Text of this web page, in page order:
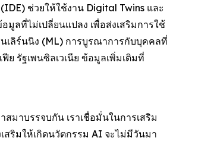
ช่วยให้ใช้งาน Digital Twins และ
ลที่ไม่เปลี่ยนแปลง เพื่อส่งเสริมการใช้
เลิร์นนิง (ML) การบูรณาการกับบุคคลที่
รัฐเพนซิลเวเนีย ข้อมูลเพิ่มเติมที่
มาบรรจบกัน เราเชื่อมั่นในการเสริม
ริมให้เกิดนวัตกรรม AI จะไม่มีวันมา